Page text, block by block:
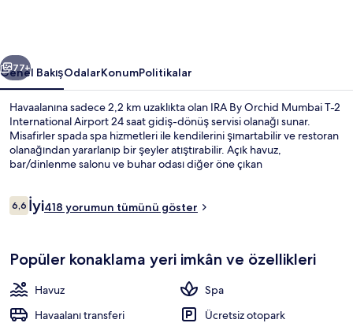
için
fotoğraf
galerisi
Sonraki
77+
Genel BakışOdalarKonumPolitikalar
Havaalanına sadece 2,2 km uzaklıkta olan IRA By Orchid Mumbai T-2
International Airport 24 saat gidiş-dönüş servisi olanağı sunar.
Misafirler spada spa hizmetleri ile kendilerini şımartabilir ve restoran
olanağından yararlanıp bir şeyler atıştırabilir. Açık havuz,
bar/dinlenme salonu ve buhar odası diğer öne çıkan
İstasyonu 5 dakikalık ve Airport Road İstasyonu 6 dakikalık yürüme
Yorumlar
6,66,6/10
İyi418 yorumun tümünü göster
Popüler konaklama yeri imkân ve özellikleri
Havuz
Spa
Havaalanı transferi
Ücretsiz otopark